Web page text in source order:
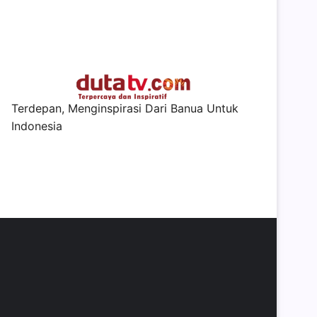
Terdepan, Menginspirasi Dari Banua Untuk
Indonesia